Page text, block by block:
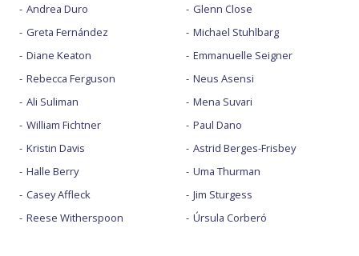
Andrea Duro
Greta Fernández
Diane Keaton
Rebecca Ferguson
Ali Suliman
William Fichtner
Kristin Davis
Halle Berry
Casey Affleck
Reese Witherspoon
Glenn Close
Michael Stuhlbarg
Emmanuelle Seigner
Neus Asensi
Mena Suvari
Paul Dano
Astrid Berges-Frisbey
Uma Thurman
Jim Sturgess
Úrsula Corberó